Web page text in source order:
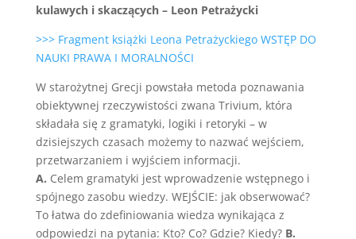
kulawych i skaczących – Leon Petrażycki
>>> Fragment książki Leona Petrażyckiego WSTĘP DO
NAUKI PRAWA I MORALNOŚCI
W starożytnej Grecji powstała metoda poznawania
obiektywnej rzeczywistości zwana Trivium, która
składała się z gramatyki, logiki i retoryki – w
dzisiejszych czasach możemy to nazwać wejściem,
przetwarzaniem i wyjściem informacji.
A. Celem gramatyki jest wprowadzenie wstępnego i
spójnego zasobu wiedzy. WEJŚCIE: jak obserwować?
To łatwa do zdefiniowania wiedza wynikająca z
odpowiedzi na pytania: Kto? Co? Gdzie? Kiedy? B.